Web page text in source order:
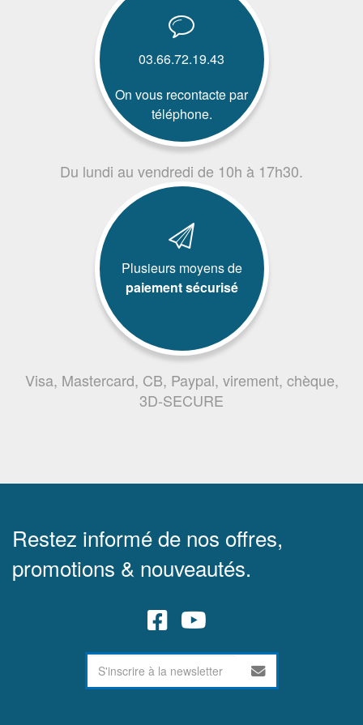
03.66.72.19.43
On vous recontacte par
téléphone.
Du lundi au vendredi de 10h à 17h30.
Plusieurs moyens de
paiement sécurisé
Visa, Mastercard, CB, Paypal, virement, chèque,
3D-SECURE
Restez informé de nos offres,
promotions & nouveautés.